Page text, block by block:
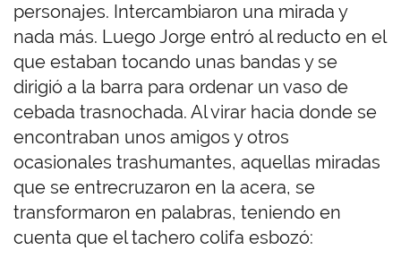
personajes. Intercambiaron una mirada y
nada más. Luego Jorge entró al reducto en el
que estaban tocando unas bandas y se
dirigió a la barra para ordenar un vaso de
cebada trasnochada. Al virar hacia donde se
encontraban unos amigos y otros
ocasionales trashumantes, aquellas miradas
que se entrecruzaron en la acera, se
transformaron en palabras, teniendo en
cuenta que el tachero colifa esbozó: